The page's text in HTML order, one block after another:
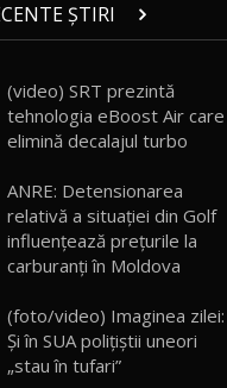
ȘTIRI
(video) SRT prezintă
tehnologia eBoost Air care
elimină decalajul turbo
ANRE: Detensionarea
relativă a situației din Golf
influențează prețurile la
carburanți în Moldova
(foto/video) Imaginea zilei:
Și în SUA polițiștii uneori
„stau în tufari”